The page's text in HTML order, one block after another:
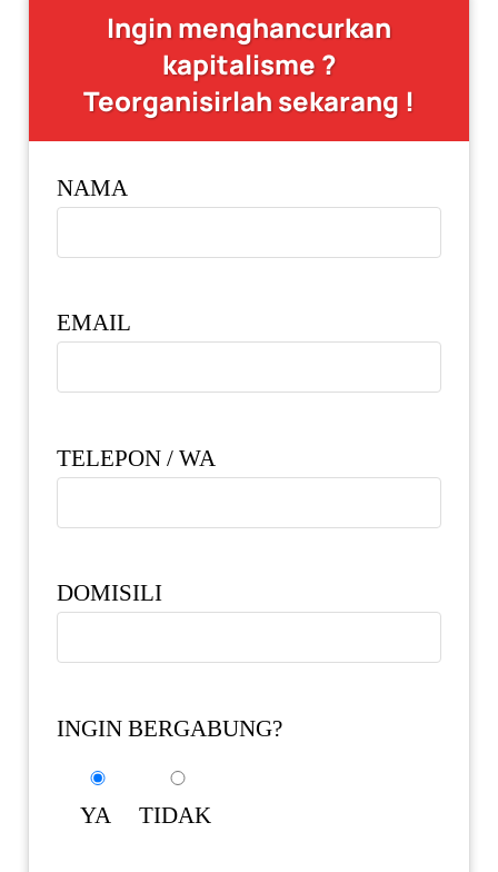
Ingin menghancurkan
kapitalisme ?
Teorganisirlah sekarang !
NAMA
EMAIL
TELEPON / WA
DOMISILI
INGIN BERGABUNG?
YA TIDAK